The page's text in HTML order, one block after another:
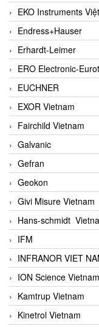
EKO Instruments
Endress+Hauser
Erhardt-Leimer
ERO Electronic-
EUCHNER
EXOR Vietnam
Fairchild Vietnam
Galvanic
Gefran
Geokon
Givi Misure Vietnam
Hans-schmidt
IFM
INFRANOR VIET
ION Science Vietnam
Kamtrup Vietnam
Kinetrol Vietnam